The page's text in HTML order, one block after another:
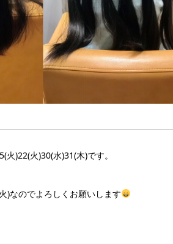
)22(火)30(水)31(木)です。
)なのでよろしくお願いします